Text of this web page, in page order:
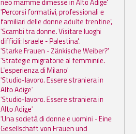
'Percorsi formativi, professionali e
familiari delle donne adulte trentine',
'Scambi tra donne. Visitare luoghi
difficili: Israele - Palestina'.
'Starke Frauen - Zänkische Weiber?'
'Strategie migratorie al femminile.
L'esperienza di Milano'
'Studio-lavoro. Essere straniera in
Alto Adige'
'Studio-lavoro. Essere straniera in
Alto Adige'
'Una società di donne e uomini - Eine
Gesellschaft von Frauen und